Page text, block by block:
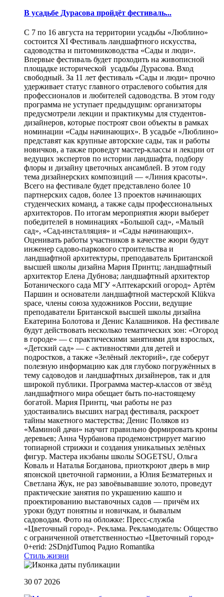
В усадьбе Дурасова пройдёт фестиваль...
С 7 по 16 августа на территории усадьбы «Люблино»
состоится XI Фестиваль ландшафтного искусства,
садоводства и питомниководства «Сады и люди».
Впервые фестиваль будет проходить на живописной
площадке исторической усадьбы Дурасова. Вход
свободный. За 11 лет фестиваль «Сады и люди» прочно
удерживает статус главного отраслевого события для
профессионалов и любителей садоводства. В этом году
программа не уступает предыдущим: организаторы
предусмотрели лекции и практикумы для студентов-
дизайнеров, которые построят свои объекты в рамках
номинации «Сады начинающих». В усадьбе «Люблино»
представят как крупные авторские сады, так и работы
новичков, а также проведут мастер-классы и лекции от
ведущих экспертов по истории ландшафта, подбору
флоры и дизайну цветочных ансамблей. В этом году
тема дизайнерских композиций — «Линия красоты».
Всего на фестивале будет представлено более 10
партнерских садов, более 13 проектов начинающих
студенческих команд, а также сады профессиональных
архитекторов. По итогам мероприятия жюри выберет
победителей в номинациях «Большой сад», «Малый
сад», «Сад-инсталляция» и «Сады начинающих».
Оценивать работы участников в качестве жюри будут
инженер садово-паркового строительства и
ландшафтной архитектуры, преподаватель Британской
высшей школы дизайна Мария Принтц; ландшафтный
архитектор Елена Дубнова; ландшафтный архитектор
Ботанического сада МГУ «Аптекарский огород» Артём
Паршин и основатели ландшафтной мастерской Klükva
space, члены союза художников России, ведущие
преподаватели Британской высшей школы дизайна
Екатерина Болотова и Денис Калашников. На фестивале
будут действовать несколько тематических зон: «Огород
в городе» — с практическими занятиями для взрослых,
«Детский сад» — с активностями для детей и
подростков, а также «Зелёный лекторий», где соберут
полезную информацию как для глубоко погружённых в
тему садоводов и ландшафтных дизайнеров, так и для
широкой публики. Программа мастер-классов от звёзд
ландшафтного мира обещает быть по-настоящему
богатой. Мария Принтц, чьи работы не раз
удостаивались высших наград фестиваля, раскроет
тайны макетного мастерства; Денис Поляков из
«Маминой дачи» научит правильно формировать кроны
деревьев; Анна Чурбанова продемонстрирует магию
топиарной стрижки и создания уникальных зелёных
фигур. Мастера икэбаны школы SOGETSU, Ольга
Коваль и Наталья Богданова, приоткроют дверь в мир
японской цветочной гармонии, а Юлия Безматерных и
Светлана Жук, не раз завоёвывавшие золото, проведут
практические занятия по украшению кашпо и
проектированию выставочных садов — причём их
уроки будут понятны и новичкам, и бывалым
садоводам. Фото на обложке: Пресс-служба
«Цветочный город». Реклама. Рекламодатель: Общество
с ограниченной ответственностью «Цветочный город»
0+erid: 2SDnjdTumoq Радио Romantika
Стиль жизни
30 07 2026